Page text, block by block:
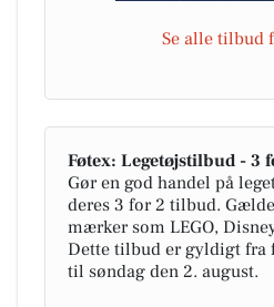
Se alle tilbud
Føtex: Legetøjstilbud - 3
Gør en god handel på
deres 3 for 2 tilbud.
mærker som LEGO,
Dette tilbud er gyldigt fra
til søndag den 2. august.